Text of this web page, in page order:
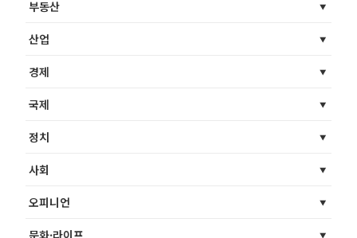
부동산
산업
경제
국제
정치
사회
오피니언
문화·라이프